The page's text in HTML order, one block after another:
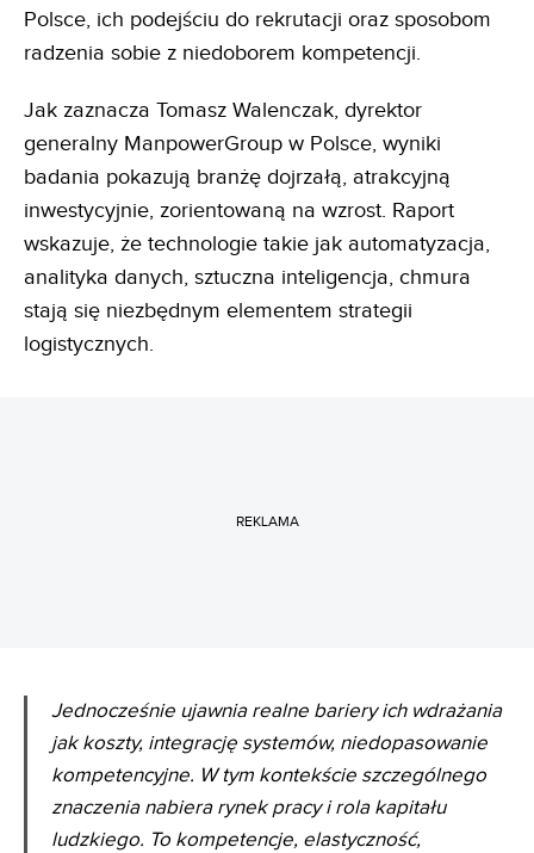
Polsce, ich podejściu do rekrutacji oraz sposobom
radzenia sobie z niedoborem kompetencji.
Jak zaznacza Tomasz Walenczak, dyrektor
generalny ManpowerGroup w Polsce, wyniki
badania pokazują branżę dojrzałą, atrakcyjną
inwestycyjnie, zorientowaną na wzrost. Raport
wskazuje, że technologie takie jak automatyzacja,
analityka danych, sztuczna inteligencja, chmura
stają się niezbędnym elementem strategii
logistycznych.
REKLAMA
Jednocześnie ujawnia realne bariery ich wdrażania
jak koszty, integrację systemów, niedopasowanie
kompetencyjne. W tym kontekście szczególnego
znaczenia nabiera rynek pracy i rola kapitału
ludzkiego. To kompetencje, elastyczność,